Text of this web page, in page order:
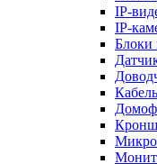
IP-
IP-
Блоки
Кабель